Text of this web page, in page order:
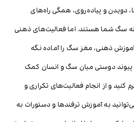
دویدن و پیاده‌روی، همگی راه‌های
سگ شما هستند. اما فعالیت‌های ذهنی
ذهنی، مغز سگ را آماده نگه
پیوند دوستی میان سگ و انسان کمک
کنید و از انجام فعالیتهای تکراری و
به آموزش ترفندها و دستورات به